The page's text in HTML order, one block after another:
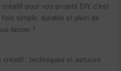
pour vos projets DIY, c’est
simple, durable et plein de
lancer ?
créatif : techniques et astuces